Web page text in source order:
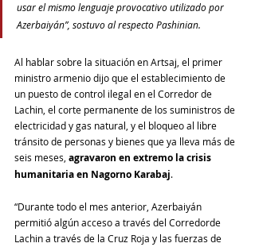
usar el mismo lenguaje provocativo utilizado por
Azerbaiyán”, sostuvo al respecto Pashinian.
Al hablar sobre la situación en Artsaj, el primer
ministro armenio dijo que el establecimiento de
un puesto de control ilegal en el Corredor de
Lachin, el corte permanente de los suministros de
electricidad y gas natural, y el bloqueo al libre
tránsito de personas y bienes que ya lleva más de
seis meses, agravaron en extremo la crisis
humanitaria en Nagorno Karabaj.
“Durante todo el mes anterior, Azerbaiyán
permitió algún acceso a través del Corredorde
Lachin a través de la Cruz Roja y las fuerzas de